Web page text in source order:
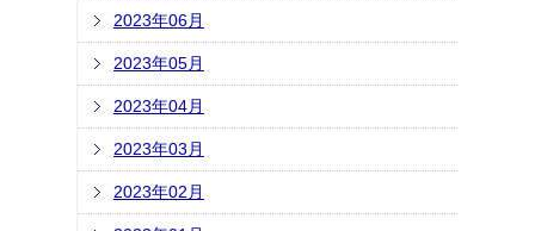
2023年06月
2023年05月
2023年04月
2023年03月
2023年02月